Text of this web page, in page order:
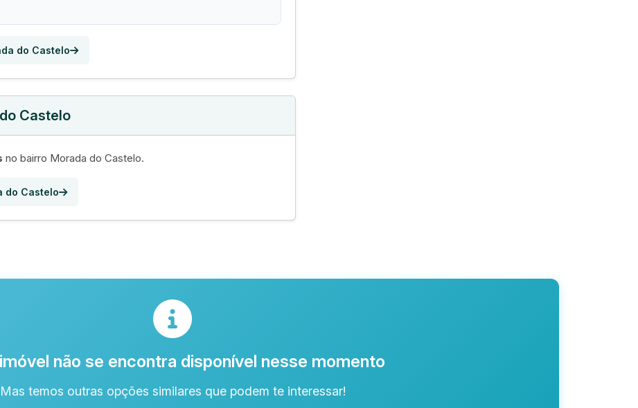
do Castelo
Castelo
no bairro Morada do Castelo.
do Castelo
não se encontra disponível nesse momento
Mas temos outras opções similares que podem te interessar!